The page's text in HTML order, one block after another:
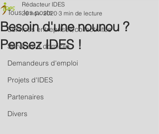
Tous les posts
Services entreprises/collectivités
Services à domicile
Demandeurs d'emploi
Projets d'IDES
Partenaires
Divers
Besoin d'une nounou ?
Pensez IDES !
Rédacteur IDES
26 nov. 2020 3 min de lecture